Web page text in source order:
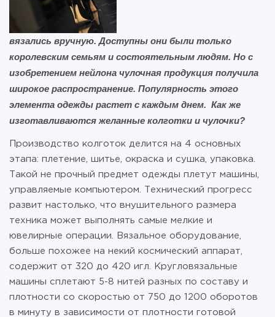
вязались вручную. Доступны они были только
королевским семьям и состоятельным людям. Но с
изобретением нейлона чулочная продукция получила
широкое распространение. Популярность этого
элемента одежды растет с каждым днем. Как же
изготавливаются желанные колготки и чулочки?
Производство колготок делится на 4 основных
этапа: плетение, шитье, окраска и сушка, упаковка.
Такой не прочный предмет одежды плетут машины,
управляемые компьютером. Технический прогресс
развит настолько, что внушительного размера
техника может выполнять самые мелкие и
ювелирные операции. Вязальное оборудование,
больше похожее на некий космический аппарат,
содержит от 320 до 420 игл. Кругловязальные
машины сплетают 5-8 нитей разных по составу и
плотности со скоростью от 750 до 1200 оборотов
в минуту в зависимости от плотности готовой